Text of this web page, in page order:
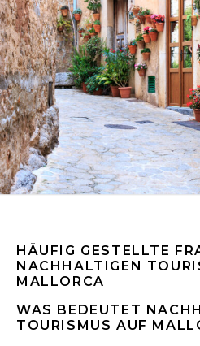
HÄUFIG GESTELLTE
NACHHALTIGEN
MALLORCA
WAS BEDEUTET
TOURISMUS AUF